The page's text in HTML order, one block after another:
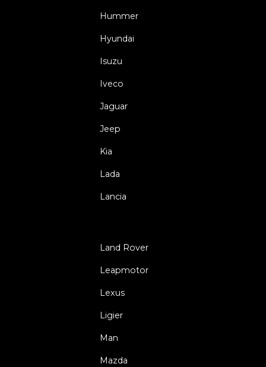
Hummer
Hyundai
Isuzu
Iveco
Jaguar
Jeep
Kia
Lada
Lancia
Land Rover
Leapmotor
Lexus
Ligier
Man
Mazda